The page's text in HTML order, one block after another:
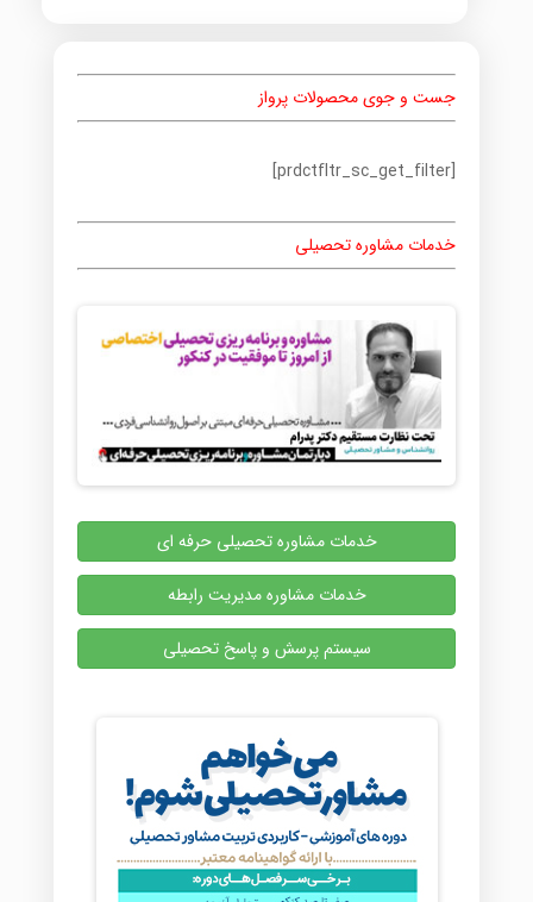
جست و جوی محصولات پرواز
[prdctfltr_sc_get_filter]
خدمات مشاوره تحصیلی
خدمات مشاوره تحصیلی حرفه ای
خدمات مشاوره مدیریت رابطه
سیستم پرسش و پاسخ تحصیلی